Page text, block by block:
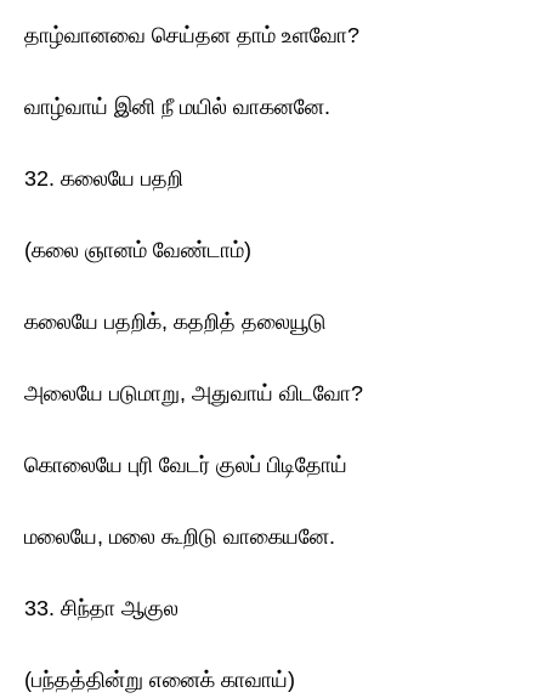
தாழ்வானவை செய்தன தாம் உளவோ?
வாழ்வாய் இனி நீ மயில் வாகனனே.
32. கலையே பதறி
(கலை ஞானம் வேண்டாம்)
கலையே பதறிக், கதறித் தலையூடு
அலையே படுமாறு, அதுவாய் விடவோ?
கொலையே புரி வேடர் குலப் பிடிதோய்
மலையே, மலை கூறிடு வாகையனே.
33. சிந்தா ஆகுல
(பந்தத்தின்று எனைக் காவாய்)